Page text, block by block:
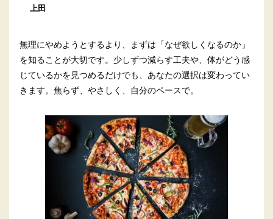
上田
無理にやめようとするより、まずは「なぜ欲しくなるのか」
を知ることが大切です。少しずつ減らす工夫や、体がどう感
じているかを見つめるだけでも、あなたの選択は変わってい
きます。焦らず、やさしく、自分のペースで。